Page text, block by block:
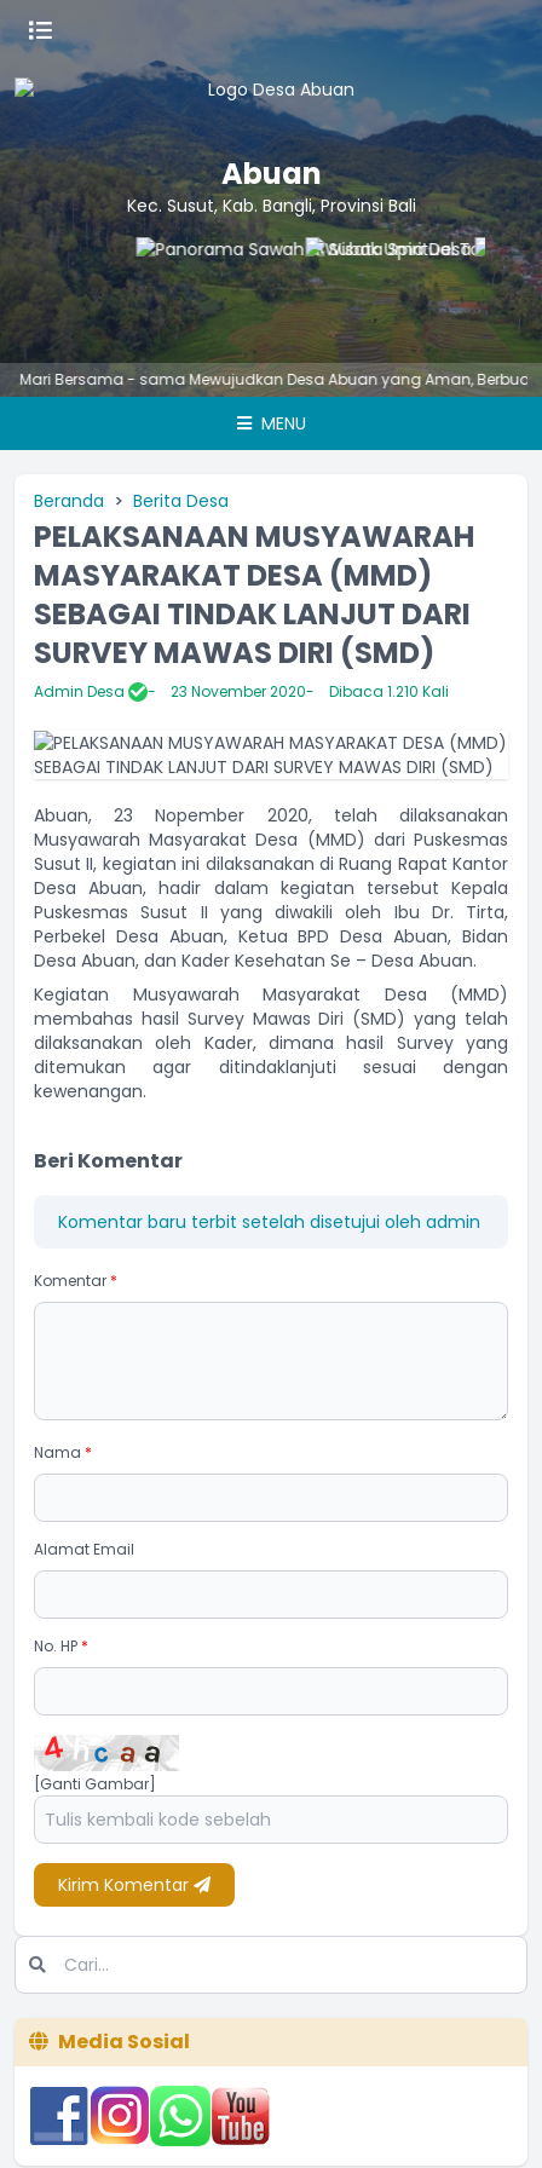
Abuan
Kec. Susut, Kab. Bangli, Provinsi Bali
Bersama - sama Mewujudkan Desa Abuan yang Aman, Berbudaya,
MENU
Beranda Berita Desa
PELAKSANAAN MUSYAWARAH
MASYARAKAT DESA (MMD)
SEBAGAI TINDAK LANJUT DARI
SURVEY MAWAS DIRI (SMD)
Admin Desa 23 November 2020 Dibaca 1.210 Kali
Abuan, 23 Nopember 2020, telah dilaksanakan
Musyawarah Masyarakat Desa (MMD) dari Puskesmas
Susut II, kegiatan ini dilaksanakan di Ruang Rapat Kantor
Desa Abuan, hadir dalam kegiatan tersebut Kepala
Puskesmas Susut II yang diwakili oleh Ibu Dr. Tirta,
Perbekel Desa Abuan, Ketua BPD Desa Abuan, Bidan
Desa Abuan, dan Kader Kesehatan Se – Desa Abuan.
Kegiatan Musyawarah Masyarakat Desa (MMD)
membahas hasil Survey Mawas Diri (SMD) yang telah
dilaksanakan oleh Kader, dimana hasil Survey yang
ditemukan agar ditindaklanjuti sesuai dengan
kewenangan.
Beri Komentar
Komentar baru terbit setelah disetujui oleh admin
Komentar *
Nama *
Alamat Email
No. HP *
[Ganti Gambar]
Kirim Komentar
Media Sosial